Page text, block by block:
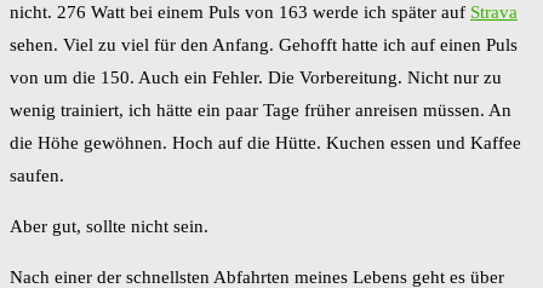
nicht. 276 Watt bei einem Puls von 163 werde ich später auf Strava
sehen. Viel zu viel für den Anfang. Gehofft hatte ich auf einen Puls
von um die 150. Auch ein Fehler. Die Vorbereitung. Nicht nur zu
wenig trainiert, ich hätte ein paar Tage früher anreisen müssen. An
die Höhe gewöhnen. Hoch auf die Hütte. Kuchen essen und Kaffee
saufen.
Aber gut, sollte nicht sein.
Nach einer der schnellsten Abfahrten meines Lebens geht es über